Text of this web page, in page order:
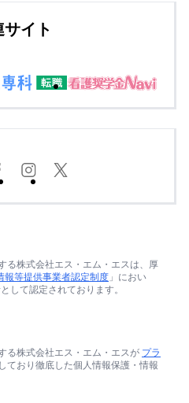
サイト
る株式会社エス・エム・エスは、厚
報等提供事業者認定制度 」におい
して認定されております。
る株式会社エス・エム・エスが プラ
ており徹底した個人情報保護・情報